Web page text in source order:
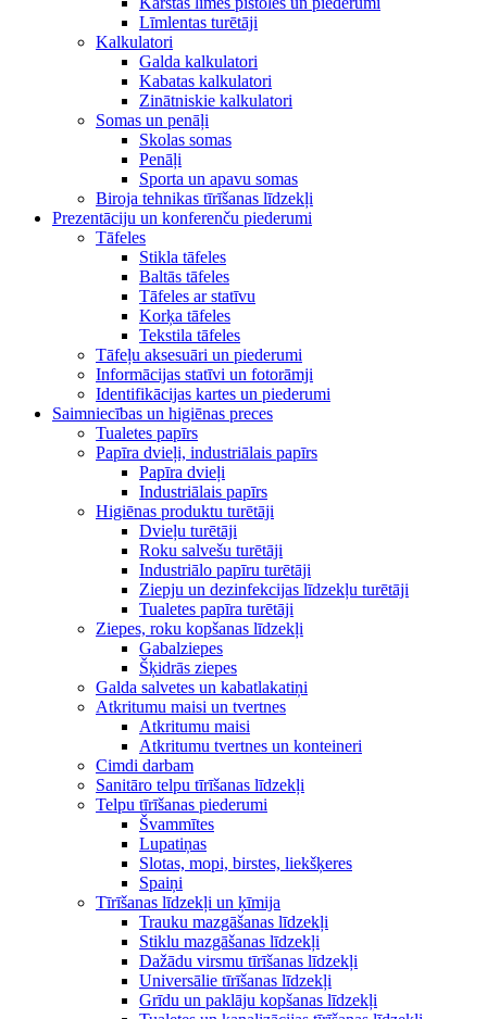
Līmlentas turētāji
Kalkulatori
Galda kalkulatori
Kabatas kalkulatori
Zinātniskie kalkulatori
Somas un penāļi
Skolas somas
Penāļi
Sporta un apavu somas
Biroja tehnikas tīrīšanas līdzekļi
Prezentāciju un konferenču piederumi
Tāfeles
Stikla tāfeles
Baltās tāfeles
Tāfeles ar statīvu
Korķa tāfeles
Tekstila tāfeles
Tāfeļu aksesuāri un piederumi
Informācijas statīvi un fotorāmji
Identifikācijas kartes un piederumi
Saimniecības un higiēnas preces
Tualetes papīrs
Papīra dvieļi, industriālais papīrs
Papīra dvieļi
Industriālais papīrs
Higiēnas produktu turētāji
Dvieļu turētāji
Roku salvešu turētāji
Industriālo papīru turētāji
Ziepju un dezinfekcijas līdzekļu turētāji
Tualetes papīra turētāji
Ziepes, roku kopšanas līdzekļi
Gabalziepes
Šķidrās ziepes
Galda salvetes un kabatlakatiņi
Atkritumu maisi un tvertnes
Atkritumu maisi
Atkritumu tvertnes un konteineri
Cimdi darbam
Sanitāro telpu tīrīšanas līdzekļi
Telpu tīrīšanas piederumi
Švammītes
Lupatiņas
Slotas, mopi, birstes, liekšķeres
Spaiņi
Tīrīšanas līdzekļi un ķīmija
Trauku mazgāšanas līdzekļi
Stiklu mazgāšanas līdzekļi
Dažādu virsmu tīrīšanas līdzekļi
Universālie tīrīšanas līdzekļi
Grīdu un paklāju kopšanas līdzekļi